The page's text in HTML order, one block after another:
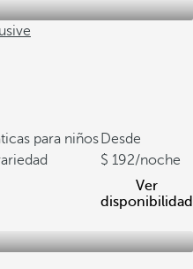
para niños Desde
192/noche
Ver
disponibilidad